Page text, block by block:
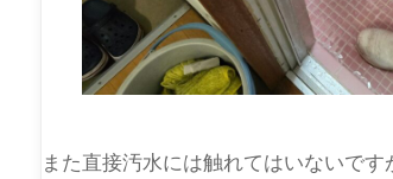
また直接汚水には触れてはいないで